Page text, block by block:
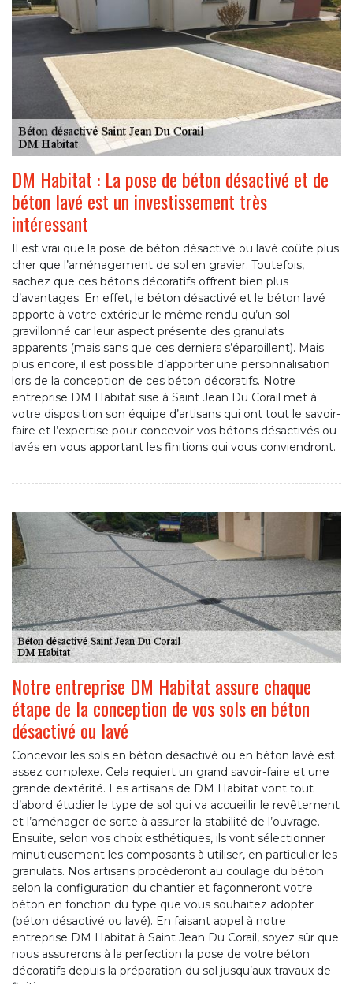
DM Habitat : La pose de béton désactivé et de
béton lavé est un investissement très
intéressant
Il est vrai que la pose de béton désactivé ou lavé coûte plus
cher que l’aménagement de sol en gravier. Toutefois,
sachez que ces bétons décoratifs offrent bien plus
d’avantages. En effet, le béton désactivé et le béton lavé
apporte à votre extérieur le même rendu qu’un sol
gravillonné car leur aspect présente des granulats
apparents (mais sans que ces derniers s’éparpillent). Mais
plus encore, il est possible d’apporter une personnalisation
lors de la conception de ces béton décoratifs. Notre
entreprise DM Habitat sise à Saint Jean Du Corail met à
votre disposition son équipe d’artisans qui ont tout le savoir-
faire et l’expertise pour concevoir vos bétons désactivés ou
lavés en vous apportant les finitions qui vous conviendront.
Notre entreprise DM Habitat assure chaque
étape de la conception de vos sols en béton
désactivé ou lavé
Concevoir les sols en béton désactivé ou en béton lavé est
assez complexe. Cela requiert un grand savoir-faire et une
grande dextérité. Les artisans de DM Habitat vont tout
d’abord étudier le type de sol qui va accueillir le revêtement
et l’aménager de sorte à assurer la stabilité de l’ouvrage.
Ensuite, selon vos choix esthétiques, ils vont sélectionner
minutieusement les composants à utiliser, en particulier les
granulats. Nos artisans procèderont au coulage du béton
selon la configuration du chantier et façonneront votre
béton en fonction du type que vous souhaitez adopter
(béton désactivé ou lavé). En faisant appel à notre
entreprise DM Habitat à Saint Jean Du Corail, soyez sûr que
nous assurerons à la perfection la pose de votre béton
décoratifs depuis la préparation du sol jusqu’aux travaux de